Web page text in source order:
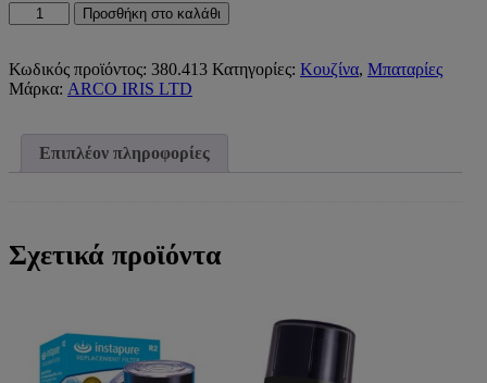
ΚΑΝΟΥΛΑ
ΠΑΓΚΟΥ
13cm
PORTO
IRIS)
ποσότητα
Προσθήκη στο καλάθι
Κωδικός προϊόντος: 380.413 Κατηγορίες: Κουζίνα, Μπαταρίες
Μάρκα: ARCO IRIS LTD
Επιπλέον πληροφορίες
Σχετικά προϊόντα